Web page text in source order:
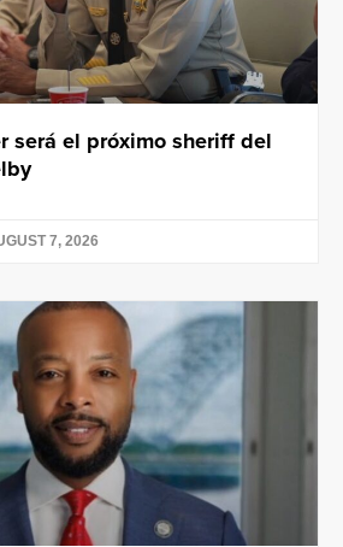
será el próximo sheriff del
7, 2026